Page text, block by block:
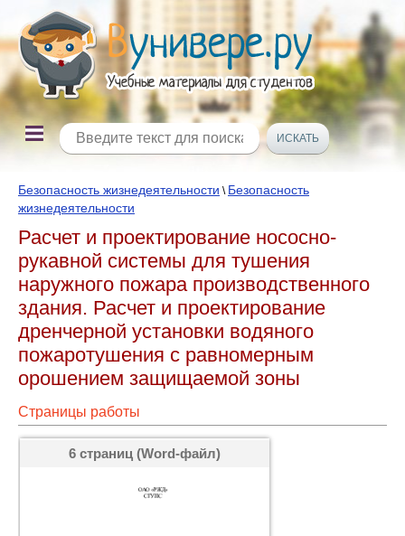
Безопасность жизнедеятельности \ Безопасность
жизнедеятельности
Расчет и проектирование нососно-
рукавной системы для тушения
наружного пожара производственного
здания. Расчет и проектирование
дренчерной установки водяного
пожаротушения с равномерным
орошением защищаемой зоны
Страницы работы
6 страниц (Word-файл)